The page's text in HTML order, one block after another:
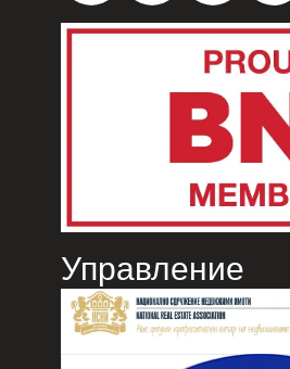
Управление